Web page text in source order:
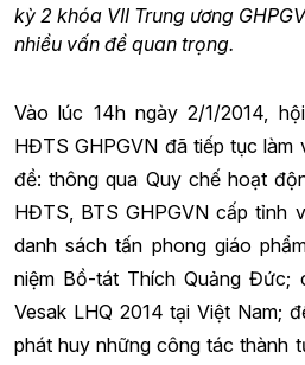
kỳ 2 khóa VII Trung ương
nhiều vấn đề quan trọng.
Vào lúc 14h ngày 2/1/2014,
HĐTS GHPGVN đã tiếp tục
đề: thông qua Quy chế hoạt
HĐTS, BTS GHPGVN cấp tỉnh
danh sách tấn phong giáo
niệm Bồ-tát Thích Quảng
Vesak LHQ 2014 tại Việt Nam;
phát huy những công tác thành